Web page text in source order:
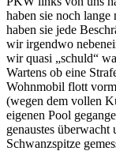
haben sie noch lange
haben sie jede
wir irgendwo
wir quasi „schuld“
Wartens ob eine
Wohnmobil flott
(wegen dem vollen
eigenen Pool
genaustes überwacht
Schwanzspitze